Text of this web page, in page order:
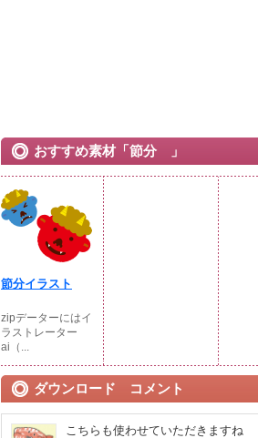
おすすめ素材「節分 」
節分イラスト
zipデーターにはイ
ラストレーター
ai（...
ダウンロード コメント
こちらも使わせていただきますね